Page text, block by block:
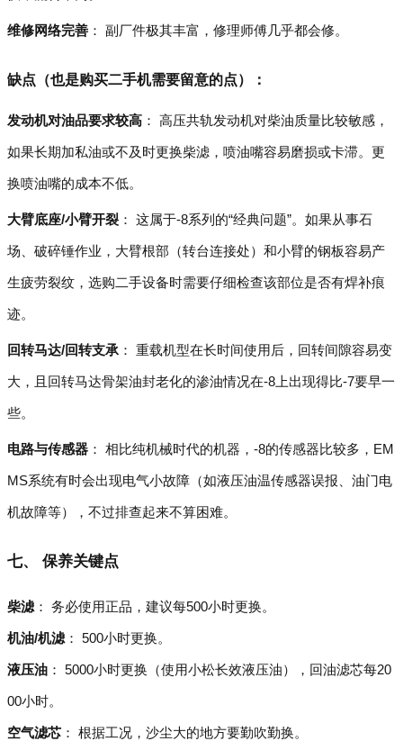
维修网络完善 ： 副厂件极其丰富，修理师傅几乎都会修。
缺点（也是购买二手机需要留意的点）：
发动机对油品要求较高 ： 高压共轨发动机对柴油质量比较敏感，
如果长期加私油或不及时更换柴滤，喷油嘴容易磨损或卡滞。更
换喷油嘴的成本不低。
大臂底座/小臂开裂 ： 这属于-8系列的“经典问题”。如果从事石
场、破碎锤作业，大臂根部（转台连接处）和小臂的钢板容易产
生疲劳裂纹，选购二手设备时需要仔细检查该部位是否有焊补痕
迹。
回转马达/回转支承 ： 重载机型在长时间使用后，回转间隙容易变
大，且回转马达骨架油封老化的渗油情况在-8上出现得比-7要早一
些。
电路与传感器 ： 相比纯机械时代的机器，-8的传感器比较多，EM
MS系统有时会出现电气小故障（如液压油温传感器误报、油门电
机故障等），不过排查起来不算困难。
七、 保养关键点
柴滤 ： 务必使用正品，建议每500小时更换。
机油/机滤 ： 500小时更换。
液压油 ： 5000小时更换（使用小松长效液压油），回油滤芯每20
00小时。
空气滤芯 ： 根据工况，沙尘大的地方要勤吹勤换。